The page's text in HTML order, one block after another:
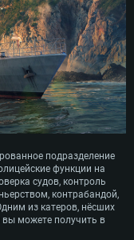
подразделение
функции на
судов, контроль
контрабандой,
из катеров, нёсших
вы можете получить в